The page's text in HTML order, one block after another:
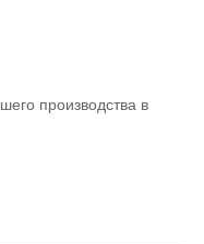
производства в